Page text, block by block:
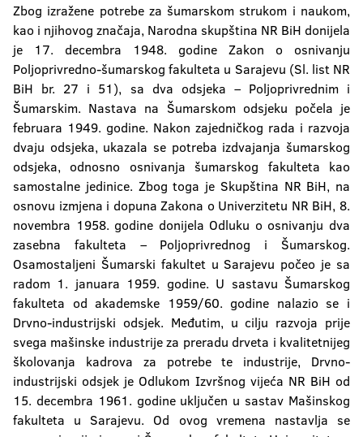
Tehnološki fakultet
Fakultet bezbjednosnih nauka
Fakultet političkih nauka
Fakultet fizičkog vaspitanja i sporta
Filozofski fakultet
Filološki fakultet
Šumarski fakultet
Institut za genetičke resurse
Zbog izražene potrebe za šumarskom strukom i naukom,
kao i njihovog značaja, Narodna skupština NR BiH donijela
je 17. decembra 1948. godine Zakon o osnivanju
Poljoprivredno-šumarskog fakulteta u Sarajevu (Sl. list NR
BiH br. 27 i 51), sa dva odsjeka – Poljoprivrednim i
Šumarskim. Nastava na Šumarskom odsjeku počela je
februara 1949. godine. Nakon zajedničkog rada i razvoja
dvaju odsjeka, ukazala se potreba izdvajanja šumarskog
odsjeka, odnosno osnivanja šumarskog fakulteta kao
samostalne jedinice. Zbog toga je Skupština NR BiH, na
osnovu izmjena i dopuna Zakona o Univerzitetu NR BiH, 8.
novembra 1958. godine donijela Odluku o osnivanju dva
zasebna fakulteta – Poljoprivrednog i Šumarskog.
Osamostaljeni Šumarski fakultet u Sarajevu počeo je sa
radom 1. januara 1959. godine. U sastavu Šumarskog
fakulteta od akademske 1959/60. godine nalazio se i
Drvno-industrijski odsjek. Međutim, u cilju razvoja prije
svega mašinske industrije za preradu drveta i kvalitetnijeg
školovanja kadrova za potrebe te industrije, Drvno-
industrijski odsjek je Odlukom Izvršnog vijeća NR BiH od
15. decembra 1961. godine uključen u sastav Mašinskog
fakulteta u Sarajevu. Od ovog vremena nastavlja se